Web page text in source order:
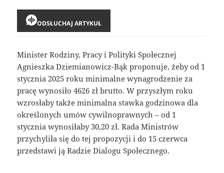
ODSŁUCHAJ ARTYKUŁ
Minister Rodziny, Pracy i Polityki Społecznej
Agnieszka Dziemianowicz-Bąk proponuje, żeby od 1
stycznia 2025 roku minimalne wynagrodzenie za
pracę wynosiło 4626 zł brutto. W przyszłym roku
wzrosłaby także minimalna stawka godzinowa dla
określonych umów cywilnoprawnych – od 1
stycznia wynosiłaby 30,20 zł. Rada Ministrów
przychyliła się do tej propozycji i do 15 czerwca
przedstawi ją Radzie Dialogu Społecznego.